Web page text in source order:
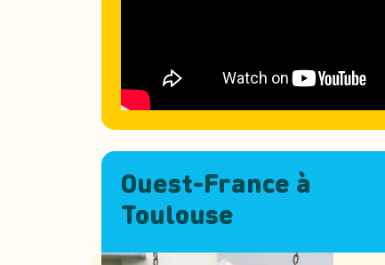
Ouest-France à
Toulouse